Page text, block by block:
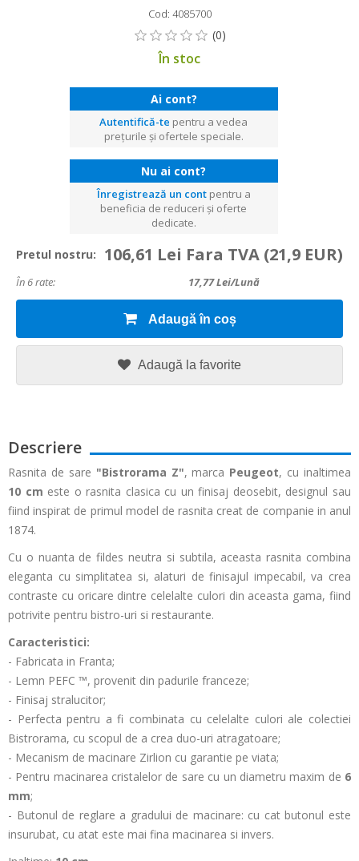
Cod: 4085700
În stoc
Ai cont?
Autentifică-te pentru a vedea
prețurile și ofertele speciale.
Nu ai cont?
Înregistrează un contpentru a
beneficia de reduceri și oferte
dedicate.
Pretul nostru: 106,61 Lei Fara TVA (21,9 EUR)
În 6 rate: 17,77Lei/lună
Adaugă în coș
Adaugă la favorite
Descriere
Rasnita de sare "Bistrorama Z", marca Peugeot, cu inaltimea
10 cm este o rasnita clasica cu un finisaj deosebit, designul sau
fiind inspirat de primul model de rasnita creat de companie in anul
1874.
Cu o nuanta de fildes neutra si subtila, aceasta rasnita combina
eleganta cu simplitatea si, alaturi de finisajul impecabil, va crea
contraste cu oricare dintre celelalte culori din aceasta gama, fiind
potrivite pentru bistro-uri si restaurante.
Caracteristici:
- Fabricata in Franta;
- Lemn PEFC ™, provenit din padurile franceze;
- Finisaj stralucitor;
- Perfecta pentru a fi combinata cu celelalte culori ale colectiei
Bistrorama, cu scopul de a crea duo-uri atragatoare;
- Mecanism de macinare Zirlion cu garantie pe viata;
- Pentru macinarea cristalelor de sare cu un diametru maxim de 6
mm;
- Butonul de reglare a gradului de macinare: cu cat butonul este
insurubat, cu atat este mai fina macinarea si invers.